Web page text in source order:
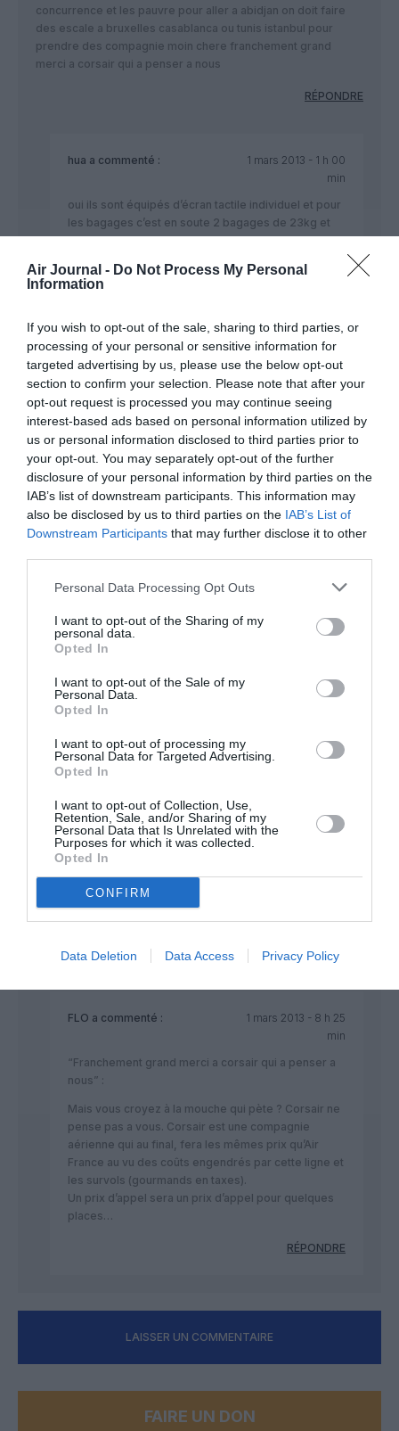
Air Journal - Do Not Process My Personal
Information
If you wish to opt-out of the sale, sharing to third parties, or
processing of your personal or sensitive information for
targeted advertising by us, please use the below opt-out
section to confirm your selection. Please note that after your
opt-out request is processed you may continue seeing
interest-based ads based on personal information utilized by
us or personal information disclosed to third parties prior to
your opt-out. You may separately opt-out of the further
disclosure of your personal information by third parties on the
IAB’s list of downstream participants. This information may
also be disclosed by us to third parties on the IAB’s List of
Downstream Participants that may further disclose it to other
Personal Data Processing Opt Outs
I want to opt-out of the Sharing of my
personal data.
Opted In
I want to opt-out of the Sale of my
Personal Data.
Opted In
I want to opt-out of processing my
Personal Data for Targeted Advertising.
Opted In
I want to opt-out of Collection, Use,
Retention, Sale, and/or Sharing of my
Personal Data that Is Unrelated with the
Purposes for which it was collected.
Opted In
CONFIRM
Data Deletion Data Access Privacy Policy
concurrence et les pauvre pour aller a abidjan on doit faire
des escale a bruxelles casablanca ou tunis istanbul pour
prendre des compagnie moin chere franchement grand
merci a corsair qui a penser a nous
RÉPONDRE
hua a commenté :
1 mars 2013 - 1 h 00
min
oui ils sont équipés d’écran tactile individuel et pour
les bagages c’est en soute 2 bagages de 23kg et
en cabine 10kg + accessoires
RÉPONDRE
Stw Galley a commenté :
1 mars 2013 - 8 h
12 min
+ accessoires !!! MDR… Les accessoires
pouvant être : sac de 15 kg de fruit pour
ma cousine, culasse de mercedes pour
mon beauf’, etc etc…
Je pense que Corsair applique les mêmes
règles qu’AF, à savoir : 1 seul et unique
sac-bagage cabine ds la limite des 10 kg…
Cela ne veut pas dire : sac 8 kg + sac Duty
free + ordinateur + attaché case…
Ne soyez pas surpris qd vous tombez sur
quelqu’1 de pointilleux comme moi qui
RÉPONDRE
GREEN777
Il est vrai que pour celui qui part de Paris, il est
depuis Paris! Toutefois que dîtes vous pour ceux
qui partent de Nice, Lyon ou Bordeaux ou Marseille
voire Bilbao (ESPAGNE) ou Turin (ITALIE) ou encore
Copenhague (DANEMARK)? Je pense que pour ces
Bruxelles voire Casablanca ou Tunis! N’oubliez pas
que tous ceux qui vont en COTE d’IVOIRE ne sont
pas tous à Paris ou à proximité de Paris!
RÉPONDRE
FLO a commenté :
1 mars 2013 - 8 h 25
min
“Franchement grand merci a corsair qui a penser a
nous” :
Mais vous croyez à la mouche qui pète ? Corsair ne
pense pas a vous. Corsair est une compagnie
aérienne qui au final, fera les mêmes prix qu’Air
France au vu des coûts engendrés par cette ligne et
les survols (gourmands en taxes).
Un prix d’appel sera un prix d’appel pour quelques
places…
RÉPONDRE
LAISSER UN COMMENTAIRE
FAIRE UN DON